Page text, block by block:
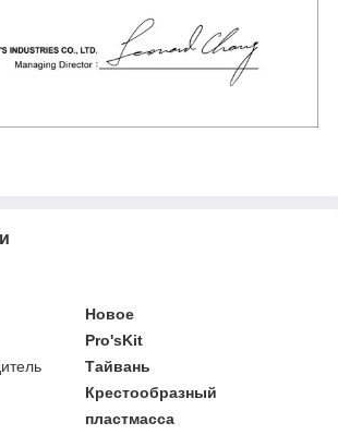
Новое
Pro'sKit
Тайвань
Крестообразный
пластмасса